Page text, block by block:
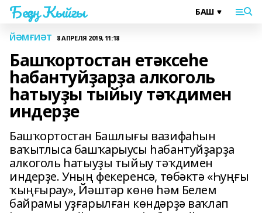
Беҙҙең Ҡыйғы
ЙӘМҒИӘТ 8 АПРЕЛЯ 2019, 11:18
Башҡортостан етәксеһе
һабантуйҙарҙа алкоголь
һатыуҙы тыйыу тәҡдимен
индерҙе
Башҡортостан Башлығы вазифаһын
ваҡытлыса башҡарыусы һабантуйҙарҙа
алкоголь һатыуҙы тыйыу тәҡдимен
индерҙе. Уның фекеренсә, төбәктә «Һуңғы
ҡыңғырау», Йәштәр көнө һәм Белем
байрамы уҙғарылған көндәрҙә ваҡлап